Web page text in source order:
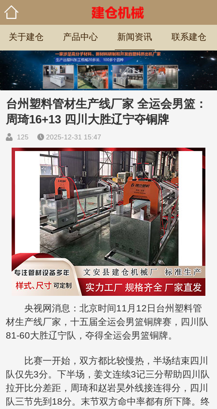
关于建仓 产品中心 新闻资讯 联系建仓
台州塑料管材生产线厂家 全运会男篮：
周琦16+13 四川大胜辽宁夺铜牌
125 2025-12-31 15:47
央视网消息：北京时间11月12日台州塑料管
材生产线厂家，十五届全运会男篮铜牌赛，四川队
81-60大胜辽宁队，夺得全运会男篮铜牌。
比赛一开始，双方都比较慢热，半场结束四川
队仅先3分。下半场，姜文连续3记三分帮助四川队
拉开比分差距，周琦和赵岩昊外线接连得分，四川
队三节先到18分。末节双方命中率都有所下降。终